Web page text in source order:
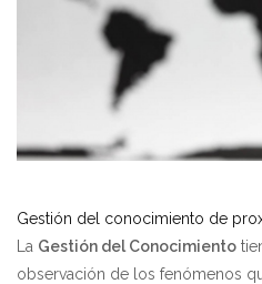
Gestión del conocimiento de
La Gestión del Conocimiento
observación de los fenómenos